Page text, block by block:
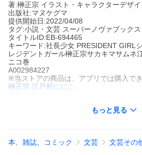
著:榊正宗 イラスト・キャラクターデザイ
出版社:マヌケグマ
提供開始日:2022/04/08
タグ:小説・文芸 スーパーノヴァブックス
タイトルID:EB-694465
キーワード:社長少女 PRESIDENT GIRL
レジデントガール榊正宗サカキマサムネ
ニコ巻
A002984227
※当ストアの商品は、アプリでは購入でき
榊正宗 江戸村ににこ
天宮翼17歳。「わたし、社長になります!
し、失意のどん底の状況から、ただ一人
もっと見る
本、雑誌、コミック 文芸 文芸その